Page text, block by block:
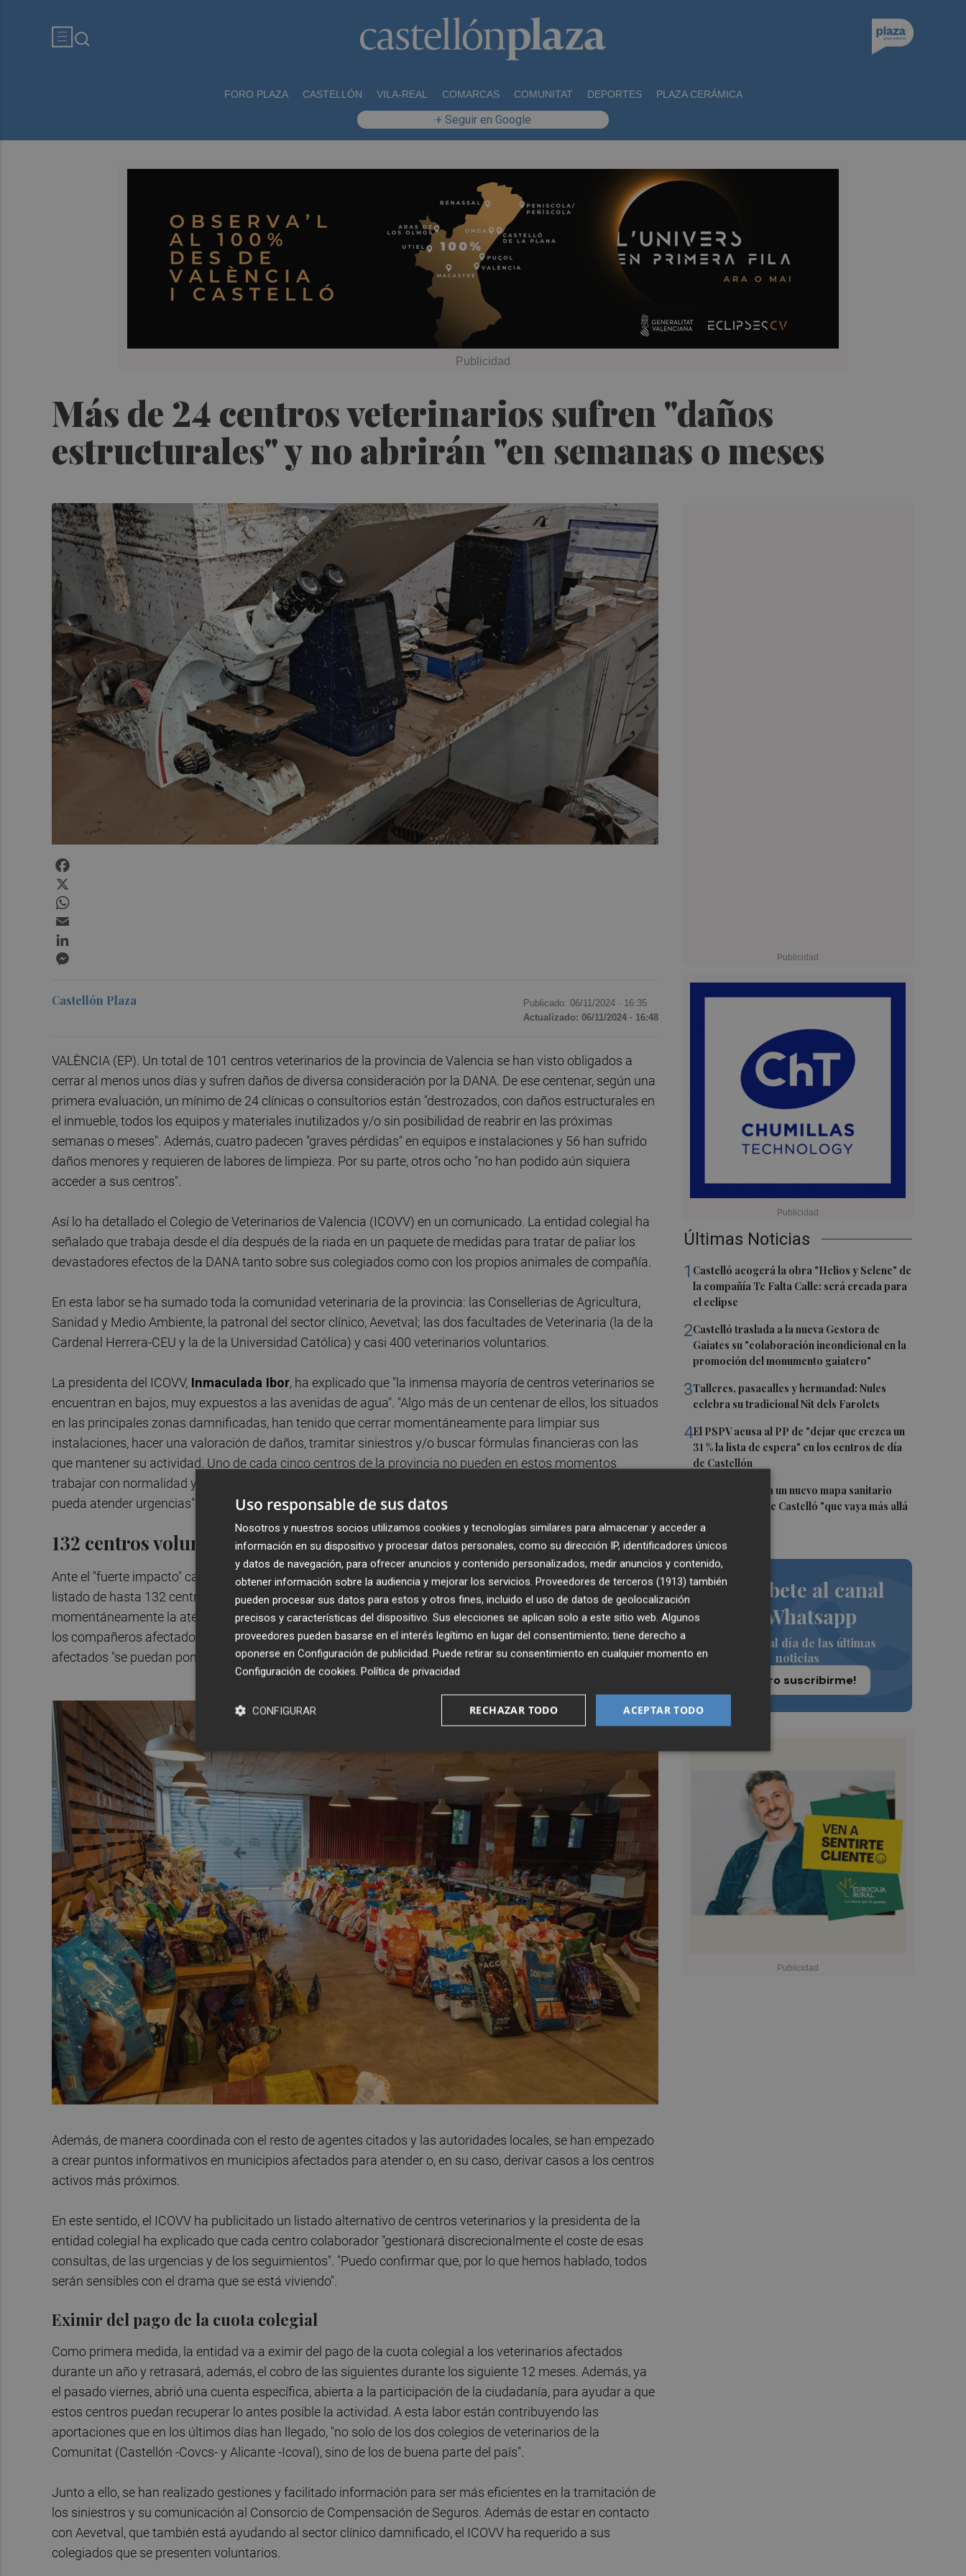
FORO PLAZA CASTELLÓN VILA-REAL COMARCAS COMUNITAT DEPORTES PLAZA CERÁMICA
+ Seguir en Google
Más de 24 centros veterinarios sufren "daños
estructurales" y no abrirán "en semanas o meses
Últimas Noticias
1 Castelló acogerá la obra "Helios y Selene" de
la compañía Te Falta Calle: será creada para
el eclipse
2Castelló traslada a la nueva Gestora de
Gaiates su "colaboración incondicional en la
promoción del monumento gaiatero"
3Talleres, pasacalles y hermandad: Nules
celebra su tradicional Nit dels Farolets
4El PSPV acusa al PP de "dejar que crezca un
31 % la lista de espera" en los centros de día
de Castellón
El PSPV reclama un nuevo mapa sanitario
para la ciudad de Castelló "que vaya más allá
de parches"
Suscríbete al canal
de Whatsapp
Siempre al día de las últimas
noticias
¡Quiero suscribirme!
Castellón Plaza Publicado: 06/11/2024 · 16:35
Actualizado: 06/11/2024 · 16:48
VALÈNCIA (EP). Un total de 101 centros veterinarios de la provincia de Valencia se han visto obligados a
cerrar al menos unos días y sufren daños de diversa consideración por la DANA. De ese centenar, según una
primera evaluación, un mínimo de 24 clínicas o consultorios están "destrozados, con daños estructurales en
el inmueble, todos los equipos y materiales inutilizados y/o sin posibilidad de reabrir en las próximas
semanas o meses". Además, cuatro padecen "graves pérdidas" en equipos e instalaciones y 56 han sufrido
daños menores y requieren de labores de limpieza. Por su parte, otros ocho "no han podido aún siquiera
acceder a sus centros".
Así lo ha detallado el Colegio de Veterinarios de Valencia (ICOVV) en un comunicado. La entidad colegial ha
señalado que trabaja desde el día después de la riada en un paquete de medidas para tratar de paliar los
devastadores efectos de la DANA tanto sobre sus colegiados como con los propios animales de compañía.
En esta labor se ha sumado toda la comunidad veterinaria de la provincia: las Consellerias de Agricultura,
Sanidad y Medio Ambiente, la patronal del sector clínico, Aevetval; las dos facultades de Veterinaria (la de la
Cardenal Herrera-CEU y la de la Universidad Católica) y casi 400 veterinarios voluntarios.
La presidenta del ICOVV, Inmaculada Ibor, ha explicado que "la inmensa mayoría de centros veterinarios se
encuentran en bajos, muy expuestos a las avenidas de agua". "Algo más de un centenar de ellos, los situados
en las principales zonas damnificadas, han tenido que cerrar momentáneamente para limpiar sus
instalaciones, hacer una valoración de daños, tramitar siniestros y/o buscar fórmulas financieras con las
que mantener su actividad. Uno de cada cinco centros de la provincia no pueden en estos momentos
trabajar con normalidad y hay poblaciones, como Paiporta o Benetússer, donde todavía no hay ninguno que
pueda atender urgencias", ha apuntado.
132 centros voluntarios para asumir labores
Ante el "fuerte impacto" causado en el colectivo y ante las urgencias generadas, el ICOVV ha habilitado un
listado de hasta 132 centros colaboradores que, voluntariamente, "estarían dispuestos a asumir
momentáneamente la atención sanitaria de estos animales y a ceder espacio dentro de sus instalaciones a
los compañeros afectados para que puedan seguir prestando servicio". La intención es que los centros
afectados "se puedan poner en marcha lo antes posible".
Además, de manera coordinada con el resto de agentes citados y las autoridades locales, se han empezado
a crear puntos informativos en municipios afectados para atender o, en su caso, derivar casos a los centros
activos más próximos.
En este sentido, el ICOVV ha publicitado un listado alternativo de centros veterinarios y la presidenta de la
entidad colegial ha explicado que cada centro colaborador "gestionará discrecionalmente el coste de esas
consultas, de las urgencias y de los seguimientos". "Puedo confirmar que, por lo que hemos hablado, todos
serán sensibles con el drama que se está viviendo".
Eximir del pago de la cuota colegial
Como primera medida, la entidad va a eximir del pago de la cuota colegial a los veterinarios afectados
durante un año y retrasará, además, el cobro de las siguientes durante los siguiente 12 meses. Además, ya
el pasado viernes, abrió una cuenta específica, abierta a la participación de la ciudadanía, para ayudar a que
estos centros puedan recuperar lo antes posible la actividad. A esta labor están contribuyendo las
aportaciones que en los últimos días han llegado, "no solo de los dos colegios de veterinarios de la
Comunitat (Castellón -Covcs- y Alicante -Icoval), sino de los de buena parte del país".
Junto a ello, se han realizado gestiones y facilitado información para ser más eficientes en la tramitación de
los siniestros y su comunicación al Consorcio de Compensación de Seguros. Además de estar en contacto
con Aevetval, que también está ayudando al sector clínico damnificado, el ICOVV ha requerido a sus
colegiados que se presenten voluntarios.
Uso responsable de sus datos
Nosotros y nuestros socios utilizamos cookies y tecnologías similares para almacenar y acceder a
información en su dispositivo y procesar datos personales, como su dirección IP, identificadores únicos
y datos de navegación, para ofrecer anuncios y contenido personalizados, medir anuncios y contenido,
obtener información sobre la audiencia y mejorar los servicios. Proveedores de terceros (1913) también
pueden procesar sus datos para estos y otros fines, incluido el uso de datos de geolocalización
precisos y características del dispositivo. Sus elecciones se aplican solo a este sitio web. Algunos
proveedores pueden basarse en el interés legítimo en lugar del consentimiento; tiene derecho a
oponerse en Configuración de publicidad. Puede retirar su consentimiento en cualquier momento en
Configuración de cookies. Política de privacidad
ACEPTAR TODO
RECHAZAR TODO
CONFIGURAR